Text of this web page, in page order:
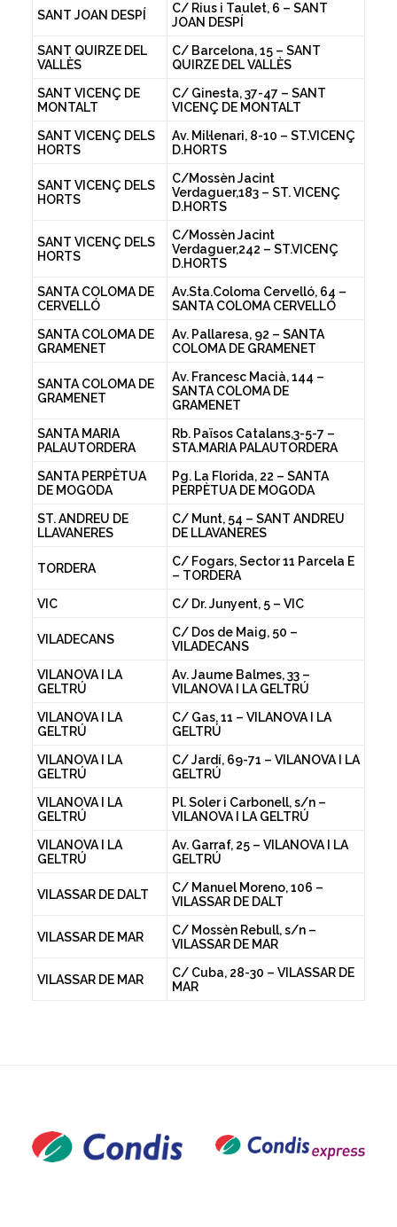
SANT JOAN DESPÍ
C/ Rius i Taulet, 6 – SANT
JOAN DESPÍ
SANT QUIRZE DEL
VALLÈS
C/ Barcelona, 15 – SANT
QUIRZE DEL VALLÈS
SANT VICENÇ DE
MONTALT
C/ Ginesta, 37-47 – SANT
VICENÇ DE MONTALT
SANT VICENÇ DELS
HORTS
Av. Mil·lenari, 8-10 – ST.VICENÇ
D.HORTS
SANT VICENÇ DELS
HORTS
C/Mossèn Jacint
Verdaguer,183 – ST. VICENÇ
D.HORTS
SANT VICENÇ DELS
HORTS
C/Mossèn Jacint
Verdaguer,242 – ST.VICENÇ
D.HORTS
SANTA COLOMA DE
CERVELLÓ
Av.Sta.Coloma Cervelló, 64 –
SANTA COLOMA CERVELLÓ
SANTA COLOMA DE
GRAMENET
Av. Pallaresa, 92 – SANTA
COLOMA DE GRAMENET
SANTA COLOMA DE
GRAMENET
Av. Francesc Macià, 144 –
SANTA COLOMA DE
GRAMENET
SANTA MARIA
PALAUTORDERA
Rb. Països Catalans,3-5-7 –
STA.MARIA PALAUTORDERA
SANTA PERPÈTUA
DE MOGODA
Pg. La Florida, 22 – SANTA
PERPÈTUA DE MOGODA
ST. ANDREU DE
LLAVANERES
C/ Munt, 54 – SANT ANDREU
DE LLAVANERES
TORDERA
C/ Fogars, Sector 11 Parcela E
– TORDERA
VIC
C/ Dr. Junyent, 5 – VIC
VILADECANS
C/ Dos de Maig, 50 –
VILADECANS
VILANOVA I LA
GELTRÚ
Av. Jaume Balmes, 33 –
VILANOVA I LA GELTRÚ
VILANOVA I LA
GELTRÚ
C/ Gas, 11 – VILANOVA I LA
GELTRÚ
VILANOVA I LA
GELTRÚ
C/ Jardí, 69-71 – VILANOVA I LA
GELTRÚ
VILANOVA I LA
GELTRÚ
Pl. Soler i Carbonell, s/n –
VILANOVA I LA GELTRÚ
VILANOVA I LA
GELTRÚ
Av. Garraf, 25 – VILANOVA I LA
GELTRÚ
VILASSAR DE DALT
C/ Manuel Moreno, 106 –
VILASSAR DE DALT
VILASSAR DE MAR
C/ Mossèn Rebull, s/n –
VILASSAR DE MAR
VILASSAR DE MAR
C/ Cuba, 28-30 – VILASSAR DE
MAR